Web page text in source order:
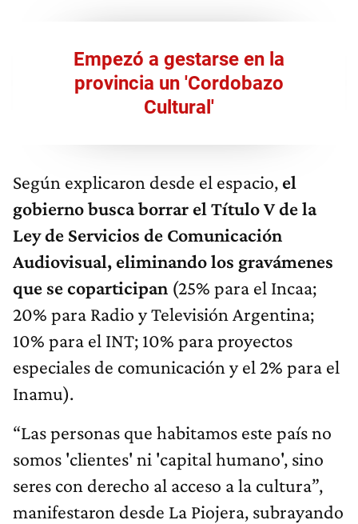
Empezó a gestarse en la
provincia un 'Cordobazo
Cultural'
Según explicaron desde el espacio, el
gobierno busca borrar el Título V de la
Ley de Servicios de Comunicación
Audiovisual, eliminando los gravámenes
que se coparticipan (25% para el Incaa;
20% para Radio y Televisión Argentina;
10% para el INT; 10% para proyectos
especiales de comunicación y el 2% para el
Inamu).
“Las personas que habitamos este país no
somos 'clientes' ni 'capital humano', sino
seres con derecho al acceso a la cultura”,
manifestaron desde La Piojera, subrayando